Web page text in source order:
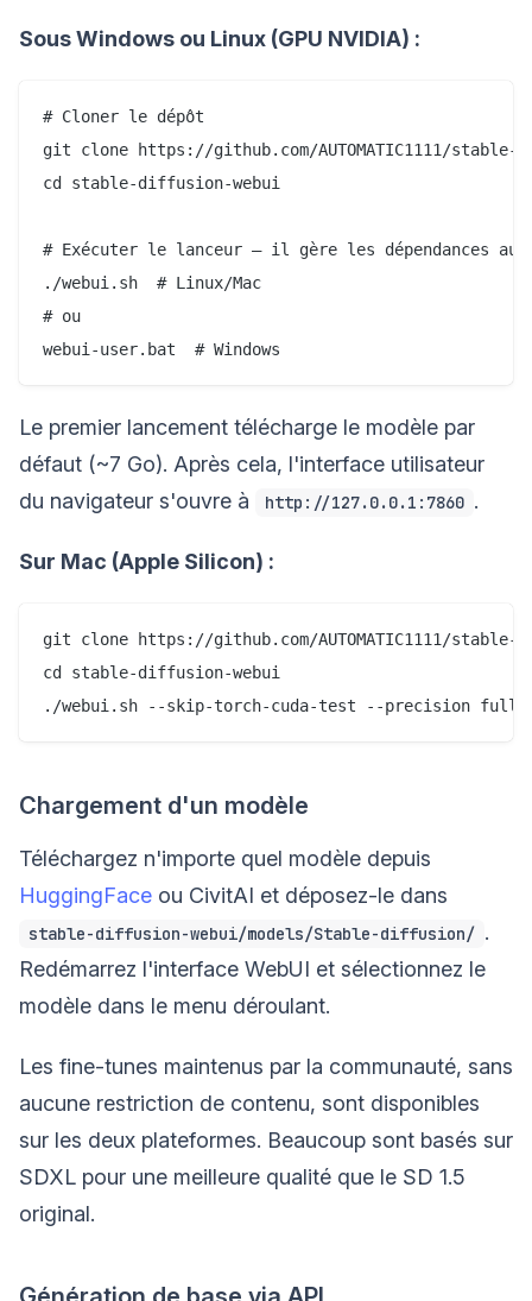
Sous Windows ou Linux (GPU NVIDIA) :
# Cloner le dépôt
git clone https://github.com/AUTOMATIC1111/stable-
cd stable-diffusion-webui
# Exécuter le lanceur — il gère les dépendances
./webui.sh  # Linux/Mac
# ou
Le premier lancement télécharge le modèle par
défaut (~7 Go). Après cela, l'interface utilisateur
du navigateur s'ouvre à
http://127.0.0.1:7860 .
Sur Mac (Apple Silicon) :
git clone https://github.com/AUTOMATIC1111/stable-
cd stable-diffusion-webui
Chargement d'un modèle
Téléchargez n'importe quel modèle depuis
HuggingFace ou CivitAI et déposez-le dans
stable-diffusion-webui/models/Stable-diffusion/ .
Redémarrez l'interface WebUI et sélectionnez le
modèle dans le menu déroulant.
Les fine-tunes maintenus par la communauté, sans
aucune restriction de contenu, sont disponibles
sur les deux plateformes. Beaucoup sont basés sur
SDXL pour une meilleure qualité que le SD 1.5
original.